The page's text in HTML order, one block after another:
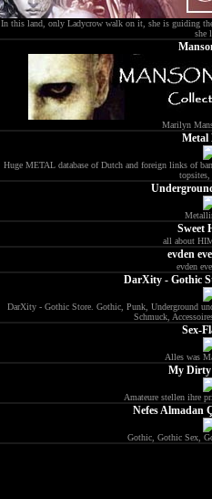
In this land, only Ladycrow walk on it, she is guiding
she
Marilyn
Metal
Huge METAL database of Dutch and foreign links of
topsites,
Sweet
all about
evden
evden
DarXity - Gothic
DarXity - Gothic Store. Gothic, Punk, Underground
Schmuck,
Sex-
Alles was
My
Amateure stellen ihre
Nefes Almadan
Gothic, Gothic Sex,